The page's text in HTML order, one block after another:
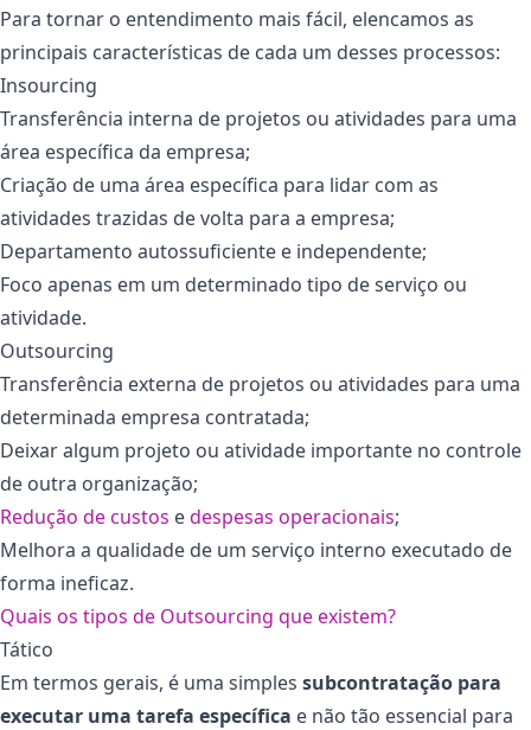
Para tornar o entendimento mais fácil, elencamos as
principais características de cada um desses processos:
Insourcing
Transferência interna de projetos ou atividades para uma
área específica da empresa;
Criação de uma área específica para lidar com as
atividades trazidas de volta para a empresa;
Departamento autossuficiente e independente;
Foco apenas em um determinado tipo de serviço ou
atividade.
Outsourcing
Transferência externa de projetos ou atividades para uma
determinada empresa contratada;
Deixar algum projeto ou atividade importante no controle
de outra organização;
Redução de custos edespesas operacionais;
Melhora a qualidade de um serviço interno executado de
forma ineficaz.
Quais os tipos de Outsourcing que existem?
Tático
Em termos gerais, é uma simples subcontratação para
executar uma tarefa específica e não tão essencial para